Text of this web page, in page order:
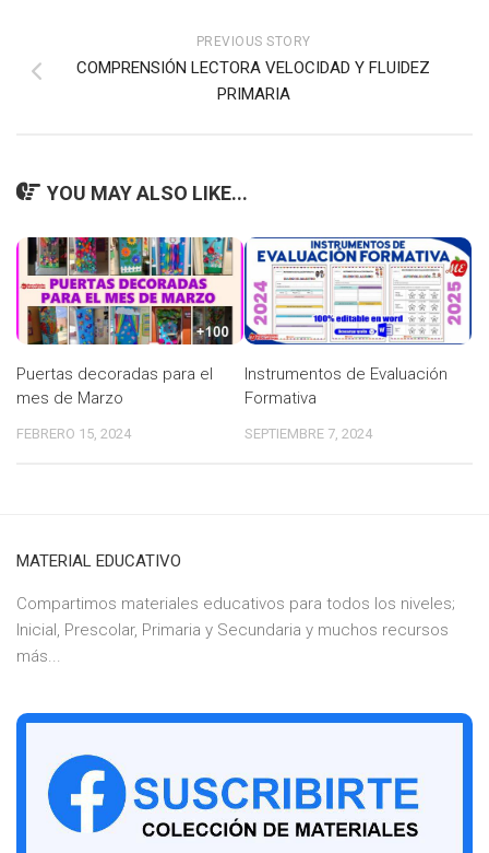
PREVIOUS STORY
COMPRENSIÓN LECTORA VELOCIDAD Y FLUIDEZ
PRIMARIA
YOU MAY ALSO LIKE...
Puertas decoradas para el
mes de Marzo
FEBRERO 15, 2024
Instrumentos de Evaluación
Formativa
SEPTIEMBRE 7, 2024
MATERIAL EDUCATIVO
Compartimos materiales educativos para todos los niveles;
Inicial, Prescolar, Primaria y Secundaria y muchos recursos
más...